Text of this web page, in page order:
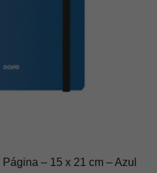
– 15 x 21 cm – Azul